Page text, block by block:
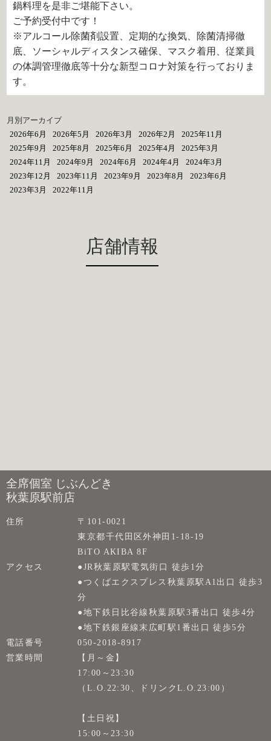
鍋料理を是非ご堪能下さい。
ご予約受付中です！
※アルコール除菌剤設置、定期的な換気、除菌清掃徹
底、ソーシャルディスタンス確保、マスク着用、従業員
の体調管理徹底等十分な新型コロナ対策を行っておりま
す。
月別アーカイブ
2026年6月
2026年5月 2026年3月 2026年2月
2025年11月
2025年9月
2025年8月 2025年6月 2025年4月
2025年3月
2024年11月
2024年9月 2024年6月 2024年4月
2024年3月
2023年12月
2023年11月 2023年9月 2023年8月
2023年6月
2023年3月
2022年11月
店舗情報
全席個室 じぶんどき
秋葉原駅前店
住所
〒101-0021
東京都千代田区外神田1-18-19
BiTO AKIBA 8F
アクセス
●JR秋葉原駅電気街口 徒歩1分
●つくばエクスプレス秋葉原駅A1出口 徒歩3
分
●地下鉄日比谷線秋葉原駅3番出口 徒歩4分
●地下鉄銀座線末広町駅1番出口 徒歩5分
電話番号
050-2018-8917
営業時間
【月～金】
17:00～23:30
（L.O.22:30、ドリンクL.O.23:00）
【土日祝】
15:00～23:30